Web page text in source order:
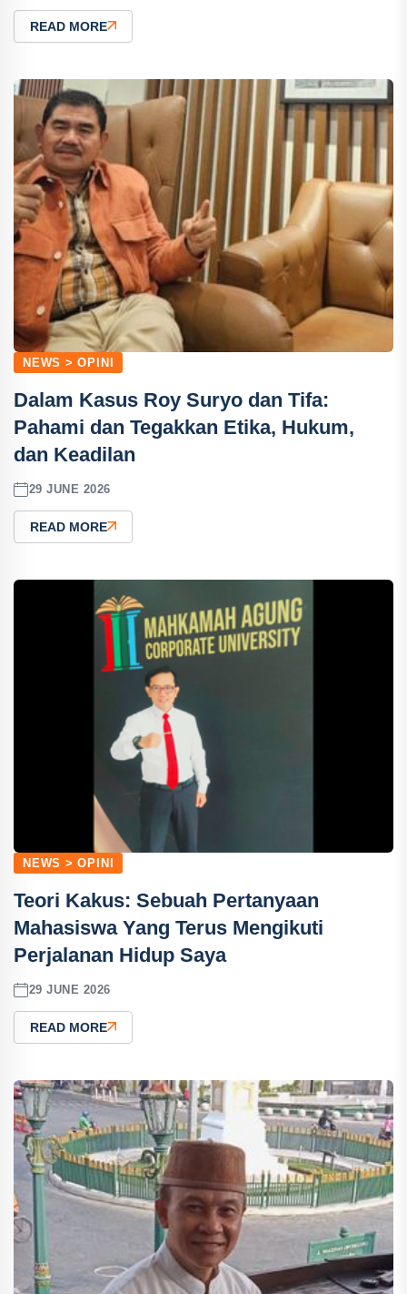
READ MORE
NEWS > OPINI
Dalam Kasus Roy Suryo dan Tifa:
Pahami dan Tegakkan Etika, Hukum,
dan Keadilan
29 JUNE 2026
READ MORE
NEWS > OPINI
Teori Kakus: Sebuah Pertanyaan
Mahasiswa Yang Terus Mengikuti
Perjalanan Hidup Saya
29 JUNE 2026
READ MORE